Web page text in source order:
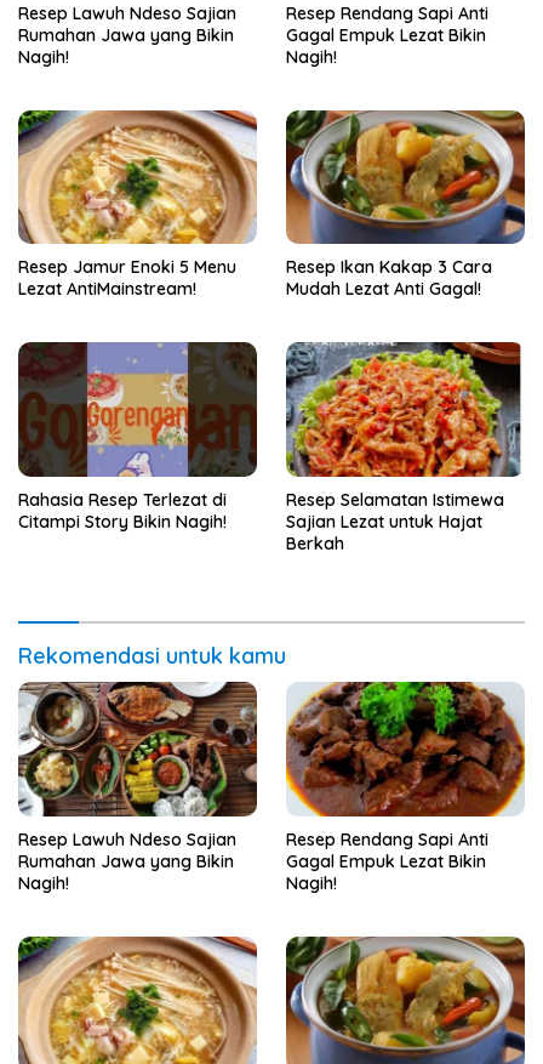
Resep Lawuh Ndeso Sajian
Rumahan Jawa yang Bikin
Nagih!
Resep Rendang Sapi Anti
Gagal Empuk Lezat Bikin
Nagih!
Resep Jamur Enoki 5 Menu
Lezat AntiMainstream!
Resep Ikan Kakap 3 Cara
Mudah Lezat Anti Gagal!
Rahasia Resep Terlezat di
Citampi Story Bikin Nagih!
Resep Selamatan Istimewa
Sajian Lezat untuk Hajat
Berkah
Rekomendasi untuk kamu
Resep Lawuh Ndeso Sajian
Rumahan Jawa yang Bikin
Nagih!
Resep Rendang Sapi Anti
Gagal Empuk Lezat Bikin
Nagih!